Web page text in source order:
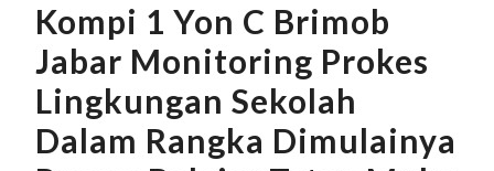
Kompi 1 Yon C Brimob
Jabar Monitoring Prokes
Lingkungan Sekolah
Dalam Rangka Dimulainya